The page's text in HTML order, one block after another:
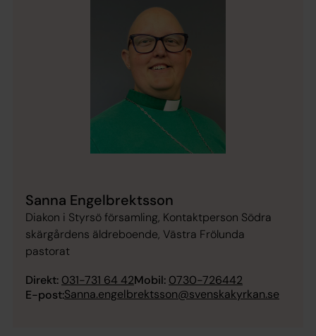
Sanna Engelbrektsson
Diakon i Styrsö församling, Kontaktperson Södra
skärgårdens äldreboende, Västra Frölunda
pastorat
Direkt: 031-731 64 42Mobil: 0730-726442
E-post:Sanna.engelbrektsson@svenskakyrkan.se